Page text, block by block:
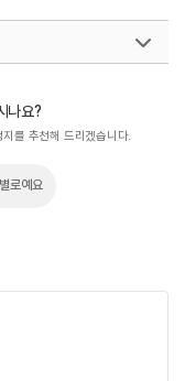
나요?
를 추천해 드리겠습니다.
별로예요